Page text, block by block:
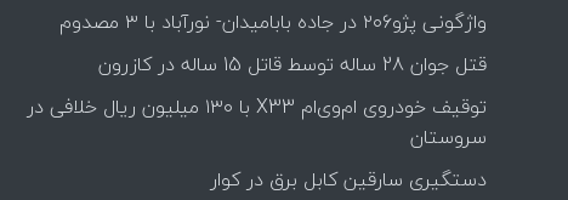
واژگونی پژو۲۰۶ در جاده بابامیدان- نورآباد با ۳ مصدوم
قتل جوان 28 ساله توسط قاتل 15 ساله در کازرون
توقیف خودروی ام‌وی‌ام X33 با ۱۳۰ میلیون ریال خلافی در
سروستان
دستگیری سارقین کابل برق در کوار